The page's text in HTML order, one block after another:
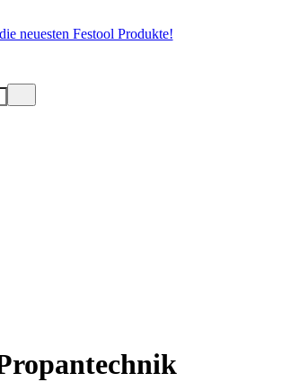
neuesten Festool Produkte!